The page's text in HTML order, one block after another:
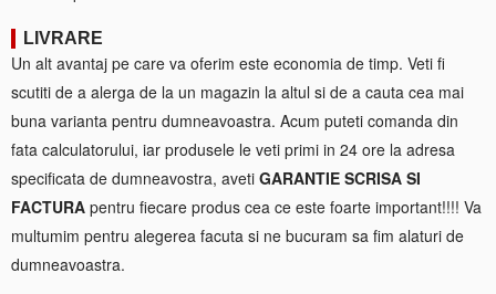
LIVRARE
Un alt avantaj pe care va oferim este economia de timp. Veti fi
scutiti de a alerga de la un magazin la altul si de a cauta cea mai
buna varianta pentru dumneavoastra. Acum puteti comanda din
fata calculatorului, iar produsele le veti primi in 24 ore la adresa
specificata de dumneavostra, aveti GARANTIE SCRISA SI
FACTURA pentru fiecare produs cea ce este foarte important!!!! Va
multumim pentru alegerea facuta si ne bucuram sa fim alaturi de
dumneavoastra.